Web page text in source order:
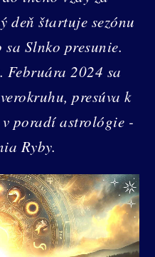
deň štartuje sezónu
Slnko presunie.
Februára 2024 sa
presúva k
v poradí astrológie -
Ryby.